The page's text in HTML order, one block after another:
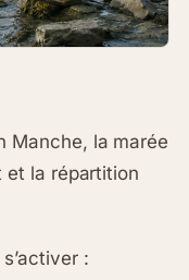
Manche, la marée
et la répartition
: